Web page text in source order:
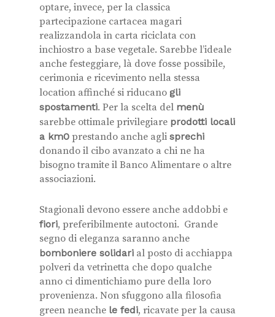
optare, invece, per la classica
partecipazione cartacea magari
realizzandola in carta riciclata con
inchiostro a base vegetale. Sarebbe l’ideale
anche festeggiare, là dove fosse possibile,
cerimonia e ricevimento nella stessa
location affinché si riducano gli
spostamenti. Per la scelta del menù
sarebbe ottimale privilegiare prodotti locali
a km0 prestando anche agli sprechi
donando il cibo avanzato a chi ne ha
bisogno tramite il Banco Alimentare o altre
associazioni.
Stagionali devono essere anche addobbi e
fiori, preferibilmente autoctoni. Grande
segno di eleganza saranno anche
bomboniere solidari al posto di acchiappa
polveri da vetrinetta che dopo qualche
anno ci dimentichiamo pure della loro
provenienza. Non sfuggono alla filosofia
green neanche le fedi, ricavate per la causa